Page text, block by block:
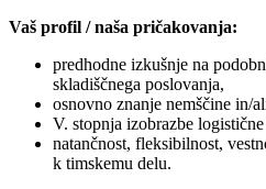
Vaš profil / naša pričakovanja:
predhodne izkušnje na
skladiščnega poslovanja,
osnovno znanje nemščine in/
V. stopnja izobrazbe
natančnost, fleksibilnost,
k timskemu delu.